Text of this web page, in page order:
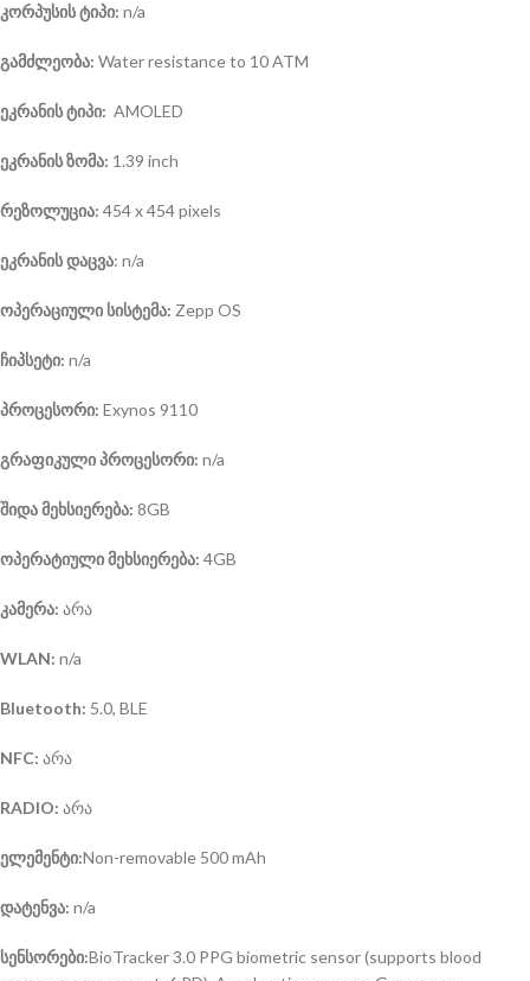
კორპუსის ტიპი: n/a
გამძლეობა: Water resistance to 10 ATM
ეკრანის ტიპი: AMOLED
ეკრანის ზომა: 1.39 inch
რეზოლუცია: 454 x 454 pixels
ეკრანის დაცვა: n/a
ოპერაციული სისტემა: Zepp OS
ჩიპსეტი: n/a
პროცესორი: Exynos 9110
გრაფიკული პროცესორი: n/a
შიდა მეხსიერება: 8GB
ოპერატიული მეხსიერება: 4GB
კამერა: არა
WLAN: n/a
Bluetooth: 5.0, BLE
NFC: არა
RADIO: არა
ელემენტი:Non-removable 500 mAh
დატენვა: n/a
სენსორები:BioTracker 3.0 PPG biometric sensor (supports blood